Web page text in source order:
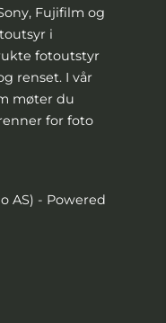
Fujifilm og
i
fotoutstyr
renset. I vår
møter du
for foto
AS) - Powered